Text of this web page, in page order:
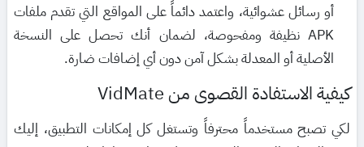
أو رسائل عشوائية، واعتمد دائماً على المواقع التي تقدم ملفات
APK نظيفة ومفحوصة، لضمان أنك تحصل على النسخة
الأصلية أو المعدلة بشكل آمن دون أي إضافات ضارة.
كيفية الاستفادة القصوى من VidMate
لكي تصبح مستخدماً محترفاً وتستغل كل إمكانات التطبيق، إليك